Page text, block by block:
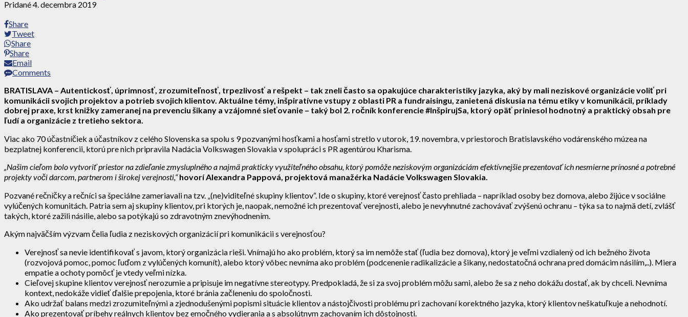
Pridané4. decembra 2019
Share
Tweet
Share
Share
Email
Comments
BRATISLAVA – Autentickosť, úprimnosť, zrozumiteľnosť, trpezlivosť a rešpekt – tak zneli často sa opakujúce charakteristiky jazyka, aký by mali neziskové organizácie voliť pri
komunikácii svojich projektov a potrieb svojich klientov. Aktuálne témy, inšpiratívne vstupy z oblasti PR a fundraisingu, zanietená diskusia na tému etiky v komunikácii, príklady
dobrej praxe, krst knižky zameranej na prevenciu šikany a vzájomné sieťovanie – taký bol 2. ročník konferencie #InšpirujSa, ktorý opäť priniesol hodnotný a praktický obsah pre
ľudí a organizácie z tretieho sektora.
Viac ako 70 účastníčiek a účastníkov z celého Slovenska sa spolu s 9 pozvanými hosťkami a hosťami stretlo v utorok, 19. novembra, v priestoroch Bratislavského vodárenského múzea na
bezplatnej konferencii, ktorú pre nich pripravila Nadácia Volkswagen Slovakia v spolupráci s PR agentúrou Kharisma.
„Našim cieľom bolo vytvoriť priestor na zdieľanie zmysluplného a najmä prakticky využiteľného obsahu, ktorý pomôže neziskovým organizáciám efektívnejšie prezentovať ich nesmierne prínosné a potrebné
projekty voči darcom, partnerom i širokej verejnosti,“ hovorí Alexandra Pappová, projektová manažérka Nadácie Volkswagen Slovakia.
Pozvané rečníčky a rečníci sa špeciálne zameriavali na tzv. „(ne)viditeľné skupiny klientov“. Ide o skupiny, ktoré verejnosť často prehliada – napríklad osoby bez domova, alebo žijúce v sociálne
vylúčených komunitách. Patria sem aj skupiny klientov, pri ktorých je, naopak, nemožné ich prezentovať verejnosti, alebo je nevyhnutné zachovávať zvýšenú ochranu – týka sa to najmä detí, zvlášť
takých, ktoré zažili násilie, alebo sa potýkajú so zdravotným znevýhodnením.
Akým najväčším výzvam čelia ľudia z neziskových organizácií pri komunikácii s verejnosťou?
Verejnosť sa nevie identifikovať s javom, ktorý organizácia rieši. Vnímajú ho ako problém, ktorý sa im nemôže stať (ľudia bez domova), ktorý je veľmi vzdialený od ich bežného života
(rozvojová pomoc, pomoc ľuďom z vylúčených komunít), alebo ktorý vôbec nevníma ako problém (podcenenie radikalizácie a šikany, nedostatočná ochrana pred domácim násilím,..). Miera
empatie a ochoty pomôcť je vtedy veľmi nízka.
Cieľovej skupine klientov verejnosť nerozumie a pripisuje im negatívne stereotypy. Predpokladá, že si za svoj problém môžu sami, alebo že sa z neho dokážu dostať, ak by chceli. Nevníma
kontext, nedokáže vidieť ďalšie prepojenia, ktoré bránia začleneniu do spoločnosti.
Ako udržať balans medzi zrozumiteľnými a zjednodušenými popismi situácie klientov a nástojčivosti problému pri zachovaní korektného jazyka, ktorý klientov neškatuľkuje a nehodnotí.
Ako prezentovať príbehy reálnych klientov bez emočného vydierania a s absolútnym zachovaním ich dôstojnosti.